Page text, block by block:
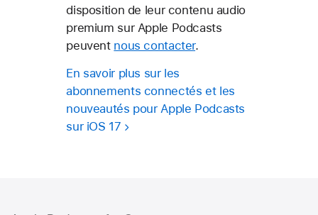
disposition de leur contenu audio
premium sur Apple Podcasts
peuvent nous contacter.
En savoir plus sur les
abonnements connectés et les
nouveautés pour Apple Podcasts
sur iOS 17